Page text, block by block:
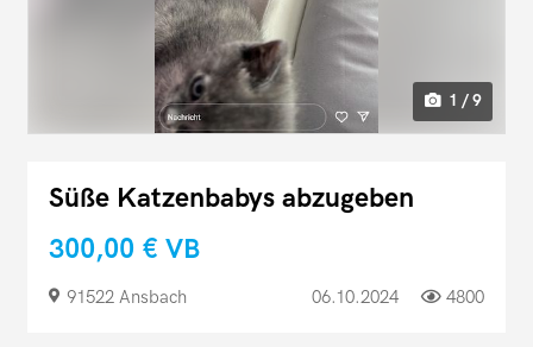
1 / 9
Süße Katzenbabys abzugeben
300,00 € VB
91522 Ansbach 06.10.2024 4800